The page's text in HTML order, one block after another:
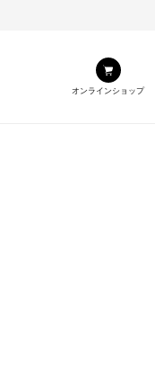
オンラインショップ